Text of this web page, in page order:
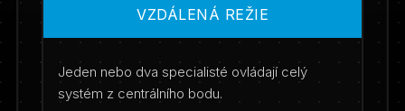
VZDÁLENÁ REŽIE
Jeden nebo dva specialisté ovládají celý
systém z centrálního bodu.